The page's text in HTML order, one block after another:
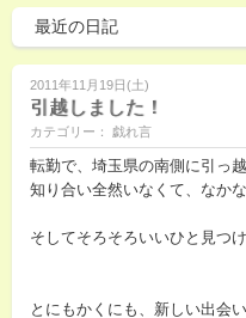
2011年11月19日(土)
引越しました！
カテゴリー： 戯れ言
転勤で、埼玉県の南側に引っ
知り合い全然いなくて、なか
そしてそろそろいいひと見つ
とにもかくにも、新しい出会